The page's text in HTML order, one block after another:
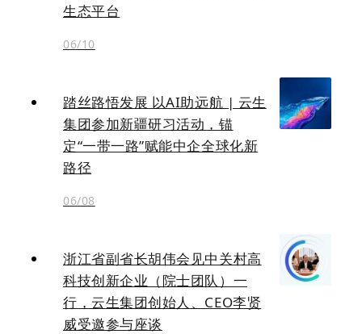
生态平台
06/10
踏丝路悟发展 以AI助远航 | 云生
集团参加新疆研习活动，锚
定“一带一路”赋能中企全球化新
路径
06/08
浙江省副省长胡伟会见中关村高
科技创新企业（院士团队）一
行，云生集团创始人、CEO李贤
威受邀参与座谈